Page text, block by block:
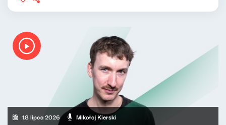
18 lipca 2026 Mikołaj Kierski